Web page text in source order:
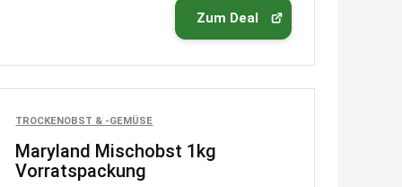
Zum Deal
TROCKENOBST & -GEMÜSE
Maryland Mischobst 1kg
Vorratspackung
/ max. 15.000 www.erlebe-
haleon.de/#aktuelle...
21:27
↩
Joachim
Gratis medizinische Zahncreme
www.meineapotheke.de/